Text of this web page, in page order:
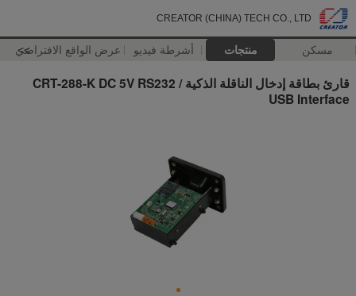
CREATOR (CHINA) TECH CO., LTD
مسكن منتجات أشرطة فيديو عرض الواقع الافتراضي
>>
قارئ بطاقة إدخال الناقلة الذكية CRT-288-K DC 5V RS232 /
USB Interface